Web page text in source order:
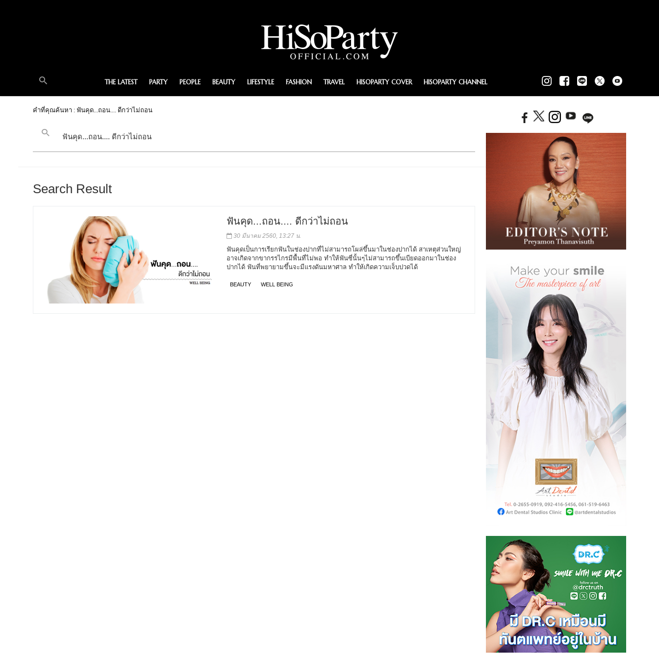
THE LATEST PARTY PEOPLE BEAUTY LIFESTYLE FASHION TRAVEL HISOPARTY COVER HISOPARTY CHANNEL
คำที่คุณค้นหา : ฟันคุด...ถอน.... ดีกว่าไม่ถอน
Search Result
ฟันคุด...ถอน.... ดีกว่าไม่ถอน
30 มีนาคม 2560, 13:27 น.
ฟันคุดเป็นการเรียกฟันในช่องปากที่ไม่สามารถโผล่ขึ้นมาในช่องปากได้ สาเหตุส่วนใหญ่
อาจเกิดจากขากรรไกรมีพื้นที่ไม่พอ ทำให้ฟันซี่นั้นๆไม่สามารถขึ้นเบียดออกมาในช่อง
ปากได้ ฟันที่พยายามขึ้นจะมีแรงดันมหาศาล ทำให้เกิดความเจ็บปวดได้
BEAUTY WELL BEING